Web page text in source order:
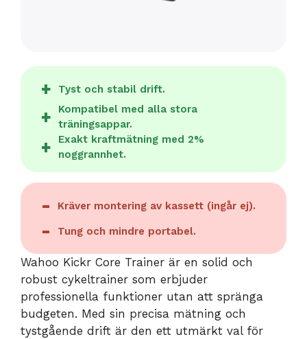
Tyst och stabil drift.
Kompatibel med alla stora
träningsappar.
Exakt kraftmätning med 2%
noggrannhet.
Kräver montering av kassett (ingår ej).
Tung och mindre portabel.
Wahoo Kickr Core Trainer är en solid och
robust cykeltrainer som erbjuder
professionella funktioner utan att spränga
budgeten. Med sin precisa mätning och
tystgående drift är den ett utmärkt val för